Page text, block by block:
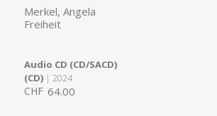
Merkel, Angela
Freiheit
Audio CD (CD/SACD)
(CD) | 2024
CHF 64.00